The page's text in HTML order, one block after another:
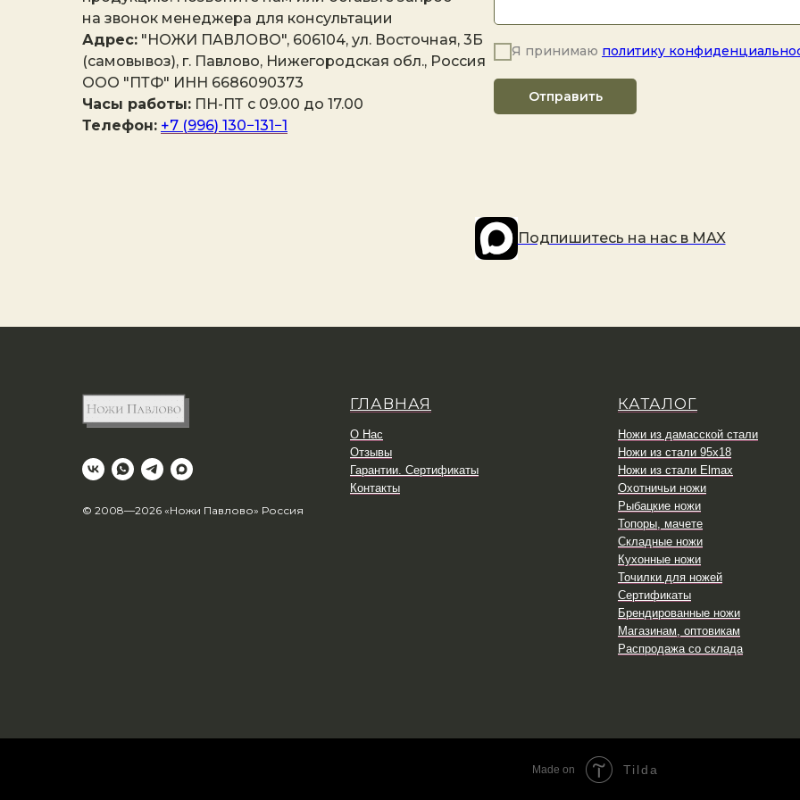
на звонок менеджера для консультации
Адрес: "НОЖИ ПАВЛОВО", 606104, ул. Восточная, 3Б
(самовывоз), г. Павлово, Нижегородская обл., Россия
ООО "ПТФ" ИНН 6686090373
Часы работы: ПН-ПТ с 09.00 до 17.00
Телефон: +7 (996) 130−131−1
Я принимаю политику
Отправить
Подпишитесь на наc в MAX
© 2008—2026 «Ножи Павлово» Россия
ГЛАВНАЯ
О Нас
Отзывы
Гарантии. Сертификаты
Контакты
КАТАЛОГ
Ножи из дамасской стали
Ножи из стали 95х18
Ножи из стали Elmax
Охотничьи ножи
Рыбацкие ножи
Топоры, мачете
Складные ножи
Кухонные ножи
Точилки для ножей
Сертификаты
Брендированные ножи
Магазинам, оптовикам
Распродажа со склада
Made on Tilda